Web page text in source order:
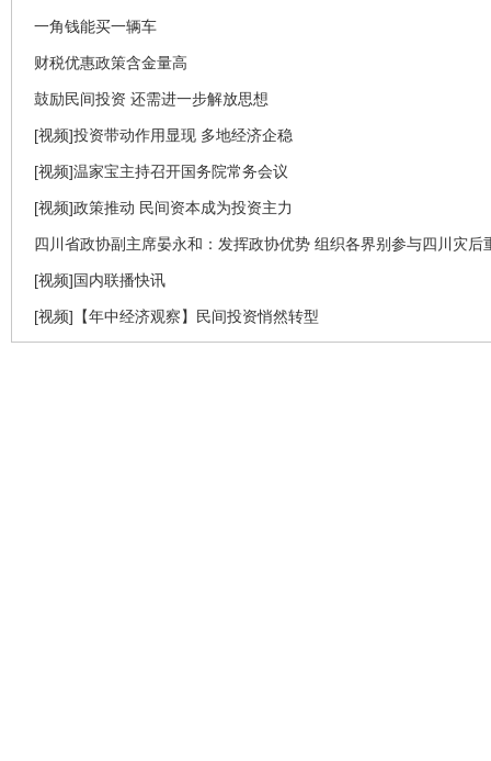
一角钱能买一辆车
财税优惠政策含金量高
鼓励民间投资 还需进一步解放思想
[视频]投资带动作用显现 多地经济企稳
[视频]温家宝主持召开国务院常务会议
[视频]政策推动 民间资本成为投资主力
四川省政协副主席晏永和：发挥政协优势 组织各界别参与四川灾后
[视频]国内联播快讯
[视频]【年中经济观察】民间投资悄然转型